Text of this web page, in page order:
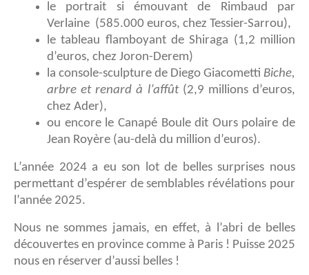
le portrait si émouvant de Rimbaud par
Verlaine (585.000 euros, chez Tessier-Sarrou),
le tableau flamboyant de Shiraga (1,2 million
d’euros, chez Joron-Derem)
la console-sculpture de Diego Giacometti Biche,
arbre et renard à l’affût(2,9 millions d’euros,
chez Ader),
ou encore le Canapé Boule dit Ours polaire de
Jean Royère (au-delà du million d’euros).
L’année 2024 a eu son lot de belles surprises nous
permettant d’espérer de semblables révélations pour
l’année 2025.
Nous ne sommes jamais, en effet, à l’abri de belles
découvertes en province comme à Paris ! Puisse 2025
nous en réserver d’aussi belles !